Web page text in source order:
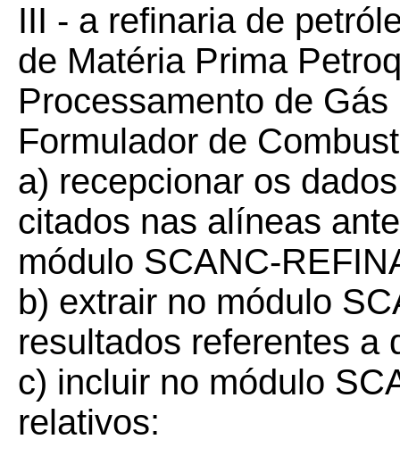
III - a refinaria de
de Matéria Prima
Processamento de
Formulador de
a) recepcionar os
citados nas alíneas
módulo SCANC-
b) extrair no módulo
resultados referentes a
c) incluir no módulo
relativos: